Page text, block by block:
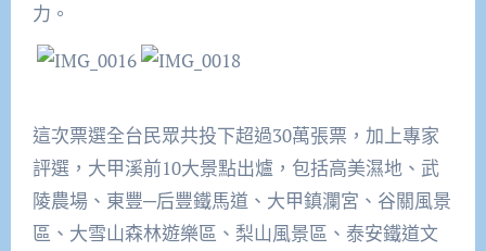
力。
這次票選全台民眾共投下超過30萬張票，加上專家
評選，大甲溪前10大景點出爐，包括高美濕地、武
陵農場、東豐─后豐鐵馬道、大甲鎮瀾宮、谷關風景
區、大雪山森林遊樂區、梨山風景區、泰安鐵道文